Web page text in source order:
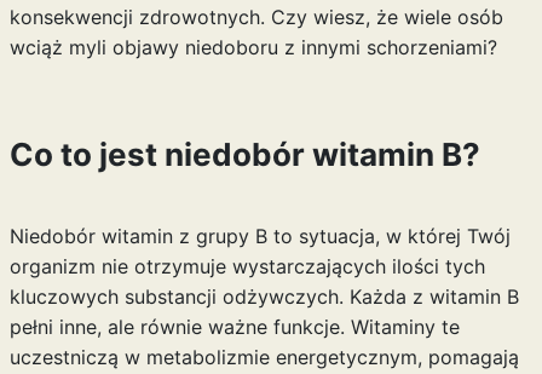
konsekwencji zdrowotnych. Czy wiesz, że wiele osób
wciąż myli objawy niedoboru z innymi schorzeniami?
Co to jest niedobór witamin B?
Niedobór witamin z grupy B to sytuacja, w której Twój
organizm nie otrzymuje wystarczających ilości tych
kluczowych substancji odżywczych. Każda z witamin B
pełni inne, ale równie ważne funkcje. Witaminy te
uczestniczą w metabolizmie energetycznym, pomagają